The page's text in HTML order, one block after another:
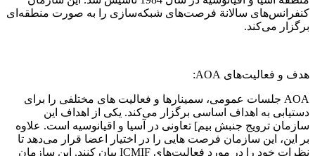
كنفرانس‌های سالانة فرصت‌های شبكه‌سازی را به صورت منطقه‌ای
برگزار می‌كند.
هدف و فعالیت‌های AOA:
AOA جلسات عمومی، سمینارها و فعالیت های مختلفی را برای
دستیابی به اهداف اساسی برگزار می‌کند. یکی از اهداف این
سازمان ترویج جنبش بیم] تعاونی در آسیا و اقیانوسیه است. علاوه
بر این، این سازمان فرصت هایی را در اختیار اعضا قرار می‌دهد تا
نظرات خود را در مورد فعالیت‌های ICMIF بیان کنند. این سازمان